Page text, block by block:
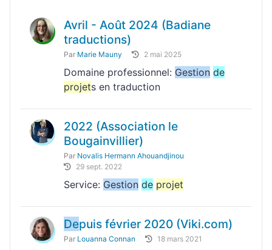
Avril - Août 2024 (Badiane
traductions)
Par Marie Mauny 2 mai 2025
Domaine professionnel: Gestion de
projets en traduction
2022 (Association le
Bougainvillier)
Par Novalis Hermann Ahouandjinou
29 sept. 2022
Service: Gestion de projet
Depuis février 2020 (Viki.com)
Par Louanna Connan 18 mars 2021